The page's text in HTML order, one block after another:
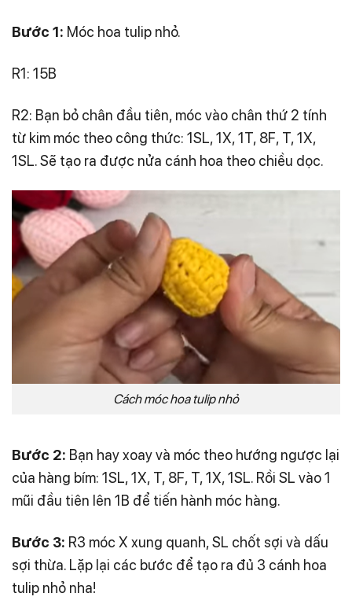
Bước 1: Móc hoa tulip nhỏ.
R1: 15B
R2: Bạn bỏ chân đầu tiên, móc vào chân thứ 2 tính
từ kim móc theo công thức: 1SL, 1X, 1T, 8F, T, 1X,
1SL. Sẽ tạo ra được nửa cánh hoa theo chiều dọc.
Cách móc hoa tulip nhỏ
Bước 2: Bạn hay xoay và móc theo hướng ngược lại
của hàng bím: 1SL, 1X, T, 8F, T, 1X, 1SL. Rồi SL vào 1
mũi đầu tiên lên 1B để tiến hành móc hàng.
Bước 3: R3 móc X xung quanh, SL chốt sợi và dấu
sợi thừa. Lặp lại các bước để tạo ra đủ 3 cánh hoa
tulip nhỏ nha!